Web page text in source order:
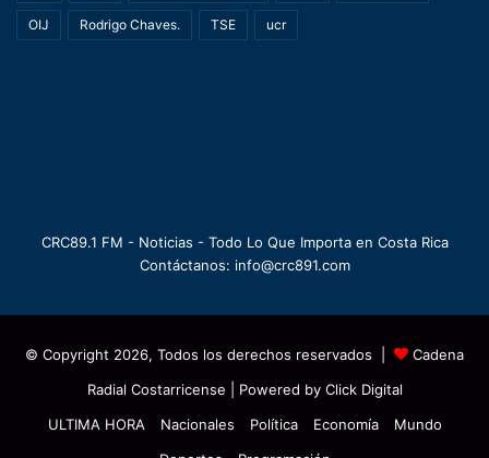
OIJ Rodrigo Chaves. TSE ucr
CRC89.1 FM - Noticias - Todo Lo Que Importa en Costa Rica
Contáctanos: info@crc891.com
© Copyright 2026, Todos los derechos reservados |
Cadena
Radial Costarricense | Powered by Click Digital
ULTIMA HORA
Nacionales Política Economía
Mundo